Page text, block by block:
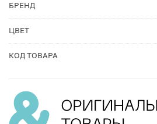
БРЕНД
ЦВЕТ
КОД ТОВАРА